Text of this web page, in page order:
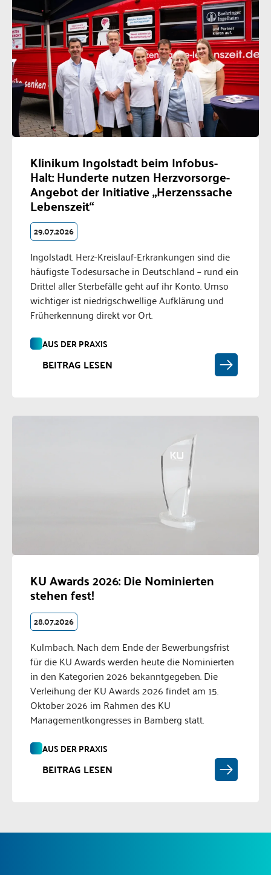
Klinikum Ingolstadt beim Infobus-
Halt: Hunderte nutzen Herzvorsorge-
Angebot der Initiative „Herzenssache
Lebenszeit“
29.07.2026
Ingolstadt. Herz-Kreislauf-Erkrankungen sind die
häufigste Todesursache in Deutschland – rund ein
Drittel aller Sterbefälle geht auf ihr Konto. Umso
wichtiger ist niedrigschwellige Aufklärung und
Früherkennung direkt vor Ort.
AUS DER PRAXIS
BEITRAG LESEN
KU Awards 2026: Die Nominierten
stehen fest!
28.07.2026
Kulmbach. Nach dem Ende der Bewerbungsfrist
für die KU Awards werden heute die Nominierten
in den Kategorien 2026 bekanntgegeben. Die
Verleihung der KU Awards 2026 findet am 15.
Oktober 2026 im Rahmen des KU
Managementkongresses in Bamberg statt.
AUS DER PRAXIS
BEITRAG LESEN